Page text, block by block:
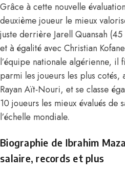
Grâce à cette nouvelle
deuxième joueur le mieux
juste derrière Jarell Quansah (45
et à égalité avec Christian
l’équipe nationale algérienne, il
parmi les joueurs les plus cotés,
Rayan Aït-Nouri, et se classe
10 joueurs les mieux évalués de
l’échelle mondiale.
Biographie de Ibrahim
salaire, records et plus